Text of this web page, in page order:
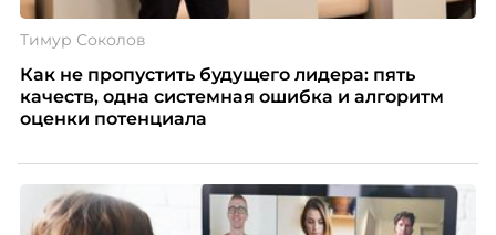
Тимур Соколов
Как не пропустить будущего лидера: пять
качеств, одна системная ошибка и алгоритм
оценки потенциала